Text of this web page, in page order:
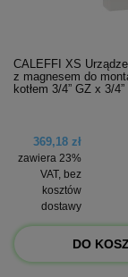
CALEFFI XS
z magnesem do
kotłem 3/4” GZ x 3/
369,18 zł
zawiera 23%
VAT, bez
kosztów
dostawy
DO